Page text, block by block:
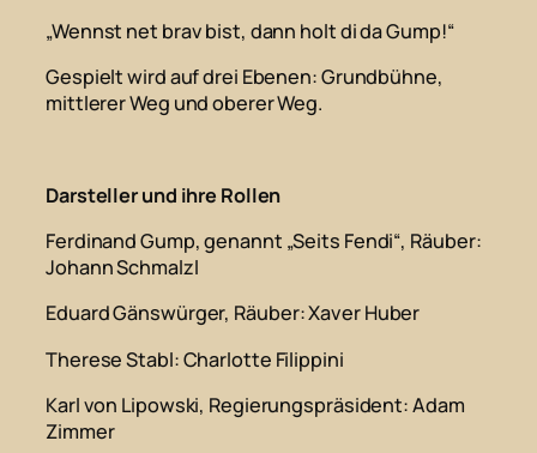
„Wennst net brav bist, dann holt di da Gump!“
Gespielt wird auf drei Ebenen: Grundbühne,
mittlerer Weg und oberer Weg.
Darsteller und ihre Rollen
Ferdinand Gump, genannt „Seits Fendi“, Räuber:
Johann Schmalzl
Eduard Gänswürger, Räuber: Xaver Huber
Therese Stabl: Charlotte Filippini
Karl von Lipowski, Regierungspräsident: Adam
Zimmer